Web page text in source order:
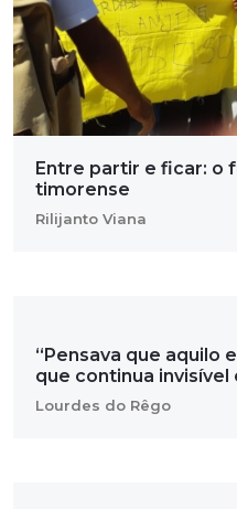
Entre partir e ficar: o
timorense
Rilijanto Viana
“Pensava que aquilo
que continua
Lourdes do Rêgo